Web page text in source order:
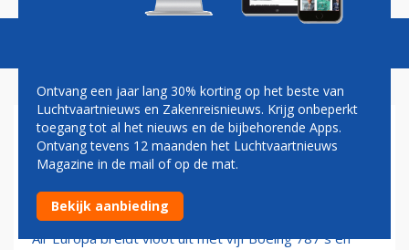
AIR EUROPA
IAG wil Air Europa kopen voor 400 miljoen
23-02-2023 - 21:03
Air Europa breidt vloot uit met vijf Boeing 787´s en
Ontvang een jaar lang 30% korting op het beste van
Luchtvaartnieuws en Zakenreisnieuws. Krijg onbeperkt
toegang tot al het nieuws en de bijbehorende Apps.
Ontvang tevens 12 maanden het Luchtvaartnieuws
Magazine in de mail of op de mat.
Bekijk aanbieding